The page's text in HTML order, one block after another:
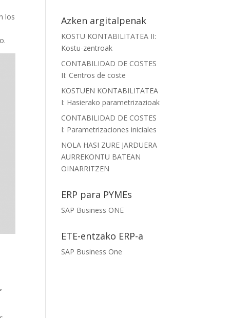
los
Azken argitalpenak
KOSTU KONTABILITATEA II:
Kostu-zentroak
CONTABILIDAD DE COSTES
II: Centros de coste
KOSTUEN KONTABILITATEA
I: Hasierako parametrizazioak
CONTABILIDAD DE COSTES
I: Parametrizaciones iniciales
NOLA HASI ZURE JARDUERA
AURREKONTU BATEAN
OINARRITZEN
ERP para PYMEs
SAP Business ONE
ETE-entzako ERP-a
SAP Business One